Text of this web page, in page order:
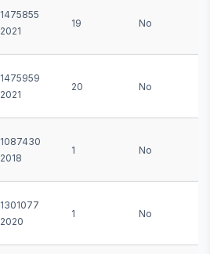
1475855
2021
19 No
1475959
2021
20 No
1087430
2018
1 No
1301077
2020
1 No